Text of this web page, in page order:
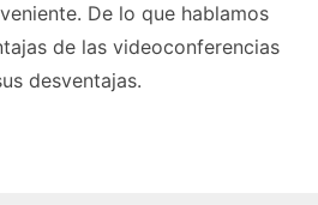
De lo que hablamos
de las videoconferencias
desventajas.